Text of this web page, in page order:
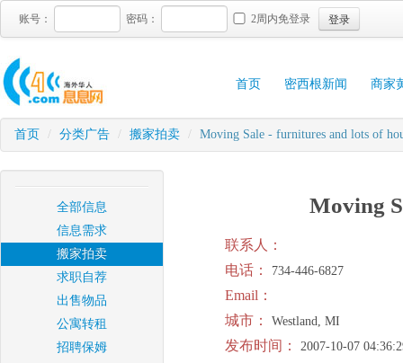
账号： 密码： 2周内免登录 登录
首页 密西根新闻 商家
首页 / 分类广告 / 搬家拍卖 / Moving Sale - furnitures and lots of
全部信息
信息需求
搬家拍卖
求职自荐
出售物品
公寓转租
招聘保姆
Moving
联系人：
电话：
734-446-6827
Email：
城市：
Westland, MI
发布时间： 2007-10-07